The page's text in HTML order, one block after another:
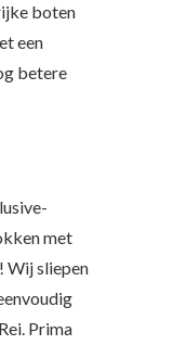
boten
een
betere
met
Wij sliepen
Prima